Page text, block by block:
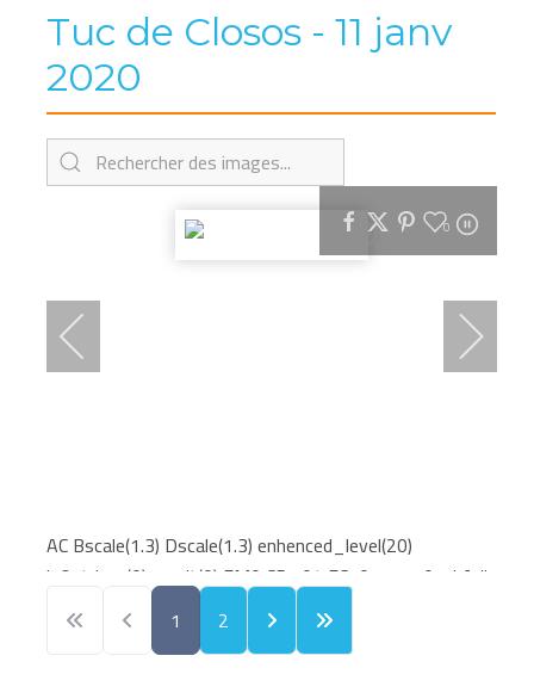
Tuc de Closos - 11 janv
2020
0
AC Bscale(1.3) Dscale(1.3) enhenced_level(20)
isOutdoor(0) result(0) FM0 CR1.04 FC101111101: bfalic
0000X:zzzzzH87020jzzzzzz0 a
605305c04385f04224503ea1040 c30 e02c2 0 034e
1 2